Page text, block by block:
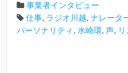
事業者インタビュー
仕事, ラジオ川越, ナレータ
パーソナリティ , 水崎環, 声,